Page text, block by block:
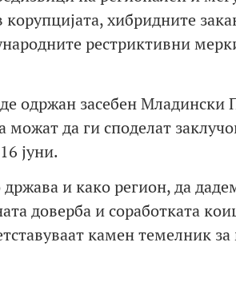
хибридните
рестриктивни
одржан засебен
можат да ги споделат
јуни.
и како регион, да
доверба и соработката
камен темелник